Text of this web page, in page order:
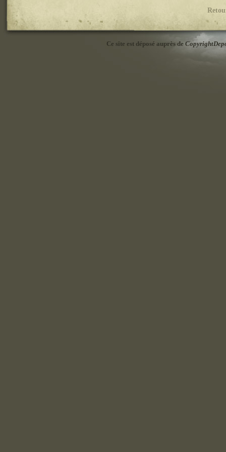
Ce site est déposé auprès de